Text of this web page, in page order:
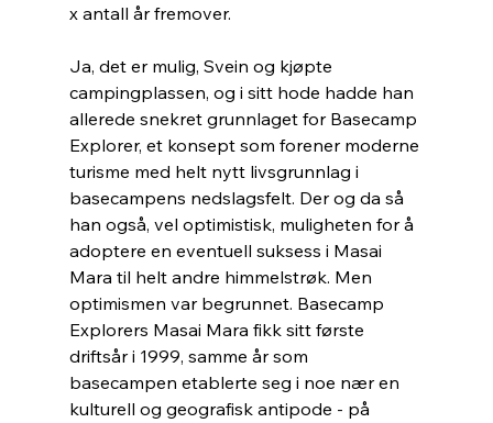
x antall år fremover.
Ja, det er mulig, Svein og kjøpte
campingplassen, og i sitt hode hadde han
allerede snekret grunnlaget for Basecamp
Explorer, et konsept som forener moderne
turisme med helt nytt livsgrunnlag i
basecampens nedslagsfelt. Der og da så
han også, vel optimistisk, muligheten for å
adoptere en eventuell suksess i Masai
Mara til helt andre himmelstrøk. Men
optimismen var begrunnet. Basecamp
Explorers Masai Mara fikk sitt første
driftsår i 1999, samme år som
basecampen etablerte seg i noe nær en
kulturell og geografisk antipode - på